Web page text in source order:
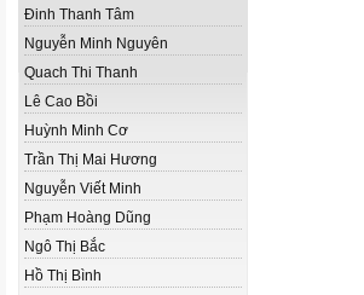
Đinh Thanh Tâm
Nguyễn Minh Nguyên
Quach Thi Thanh
Lê Cao Bồi
Huỳnh Minh Cơ
Trần Thị Mai Hương
Nguyễn Viết Minh
Phạm Hoàng Dũng
Ngô Thị Bắc
Hồ Thị Bình